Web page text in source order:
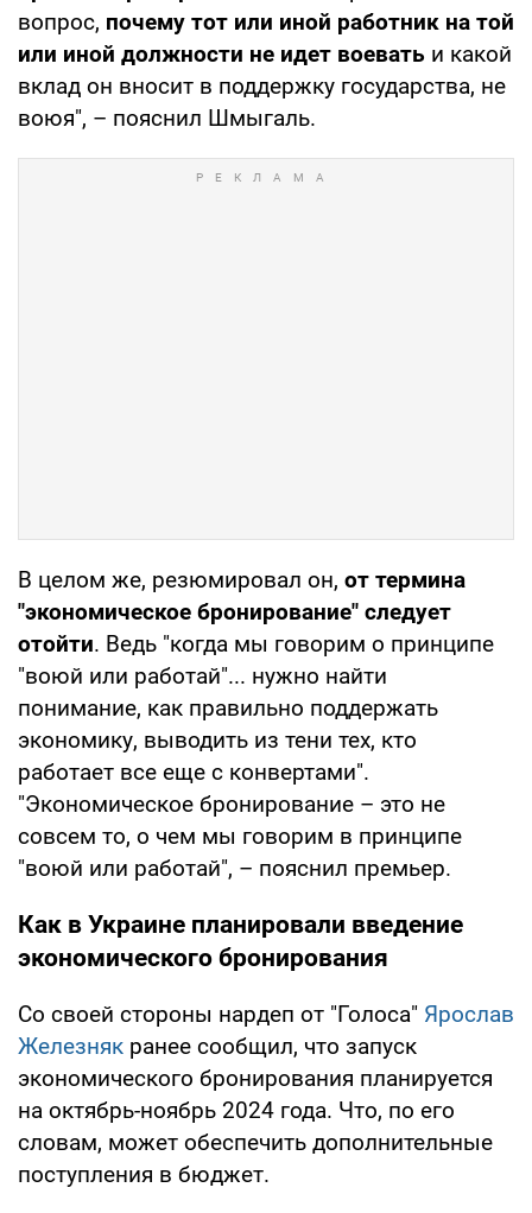
вопрос, почему тот или иной работник на той
или иной должности не идет воевать и какой
вклад он вносит в поддержку государства, не
воюя", – пояснил Шмыгаль.
В целом же, резюмировал он, от термина
"экономическое бронирование" следует
отойти. Ведь "когда мы говорим о принципе
"воюй или работай"... нужно найти
понимание, как правильно поддержать
экономику, выводить из тени тех, кто
работает все еще с конвертами".
"Экономическое бронирование – это не
совсем то, о чем мы говорим в принципе
"воюй или работай", – пояснил премьер.
Как в Украине планировали введение
экономического бронирования
Со своей стороны нардеп от "Голоса" Ярослав
Железняк ранее сообщил, что запуск
экономического бронирования планируется
на октябрь-ноябрь 2024 года. Что, по его
словам, может обеспечить дополнительные
поступления в бюджет.